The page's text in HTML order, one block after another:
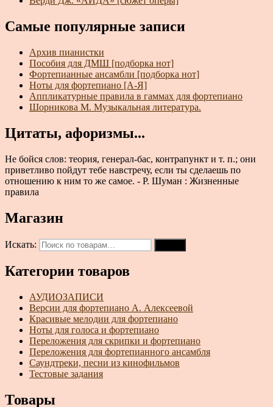
Самые популярные записи
Архив пианистки
Пособия для ДМШ [подборка нот]
Фортепианные ансамбли [подборка нот]
Ноты для фортепиано [А-Я]
Аппликатурные правила в гаммах для фортепиано
Шорникова М. Музыкальная литература.
Цитаты, афоризмы...
Не бойся слов: теория, генерал-бас, контрапункт и т. п.; они
приветливо пойдут тебе навстречу, если ты сделаешь по
отношению к ним то же самое. - Р. Шуман : Жизненные
правила
Магазин
Искать:
Категории товаров
АУДИОЗАПИСИ
Версии для фортепиано А. Алексеевой
Красивые мелодии для фортепиано
Ноты для голоса и фортепиано
Переложения для скрипки и фортепиано
Переложения для фортепианного ансамбля
Саундтреки, песни из кинофильмов
Тестовые задания
Товары